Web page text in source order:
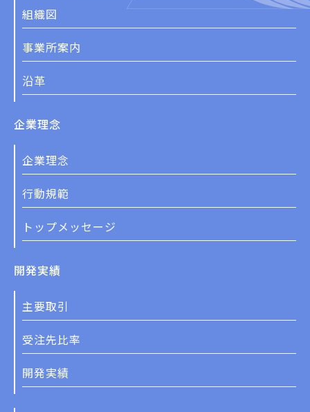
組織図
事業所案内
沿革
企業理念
企業理念
行動規範
トップメッセージ
開発実績
主要取引
受注先比率
開発実績